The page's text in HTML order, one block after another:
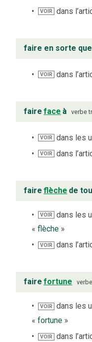
VOIR dans
faire en sorte que
VOIR dans
faire face à verbe
VOIR dans les
VOIR dans
faire flèche de
VOIR
dans les
« flèche »
VOIR dans
faire fortune verbe
VOIR
dans les
« fortune »
VOIR dans